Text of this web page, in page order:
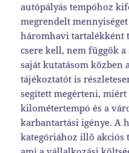
autópályás tempóhoz
megrendelt
háromhavi tartalékként
csere kell, nem függök
saját kutatásom közben
tájékoztatót is
segített megérteni,
kilométertempó és a
karbantartási igénye. A
kategóriához illő akciós